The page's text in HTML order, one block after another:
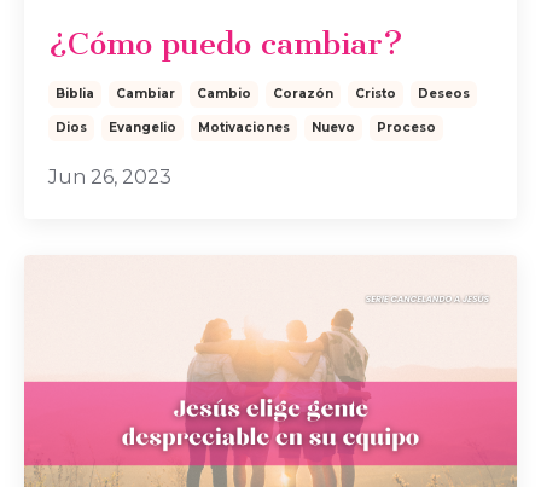
¿Cómo puedo cambiar?
Biblia Cambiar Cambio Corazón Cristo Deseos
Dios Evangelio Motivaciones Nuevo Proceso
Jun 26, 2023